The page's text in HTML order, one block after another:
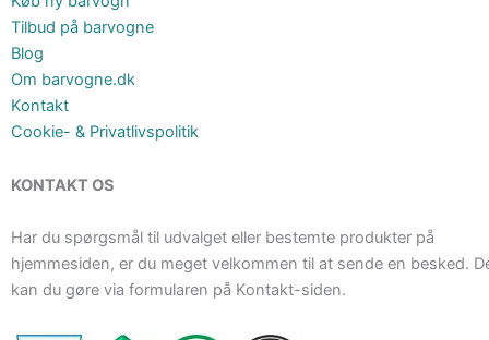
Tilbud på barvogne
Blog
Om barvogne.dk
Kontakt
Cookie- & Privatlivspolitik
KONTAKT OS
Har du spørgsmål til udvalget eller bestemte produkter på
hjemmesiden, er du meget velkommen til at sende en besked.
kan du gøre via formularen på Kontakt-siden.